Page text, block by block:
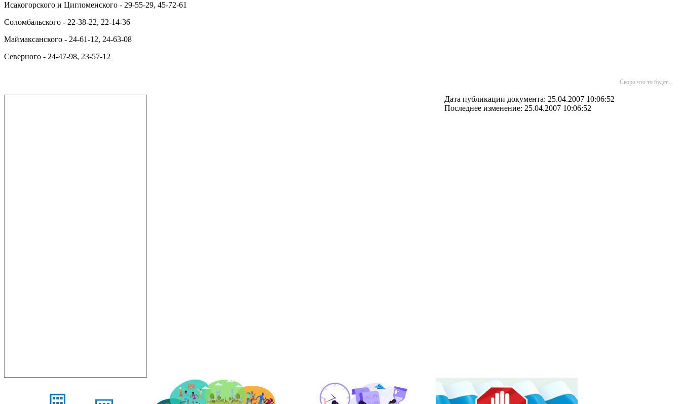
Исакогорского и Цигломенского - 29-55-29, 45-72-61
Соломбальского - 22-38-22, 22-14-36
Маймаксанского - 24-61-12, 24-63-08
Северного - 24-47-98, 23-57-12
Скоро что то будет...
Дата публикации документа: 25.04.2007 10:06:52
Последнее изменение: 25.04.2007 10:06:52